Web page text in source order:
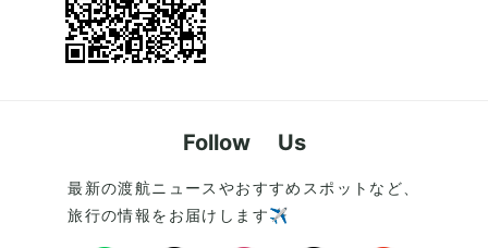
Follow Us
最新の渡航ニュースやおすすめスポットなど、
旅行の情報をお届けします✈️